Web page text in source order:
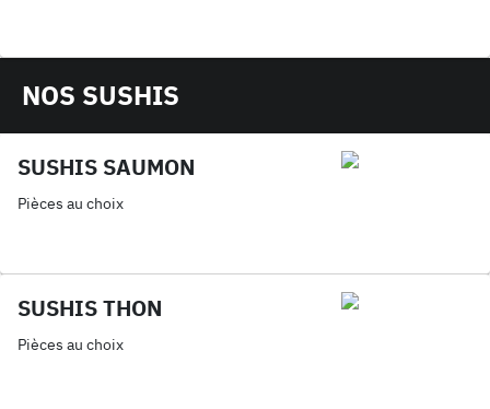
NOS SUSHIS
SUSHIS SAUMON
Pièces au choix
SUSHIS THON
Pièces au choix